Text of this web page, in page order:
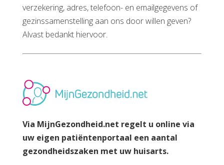
verzekering, adres, telefoon- en emailgegevens of
gezinssamenstelling aan ons door willen geven?
Alvast bedankt hiervoor.
Via MijnGezondheid.net regelt u online via
uw eigen patiëntenportaal een aantal
gezondheidszaken met uw huisarts.